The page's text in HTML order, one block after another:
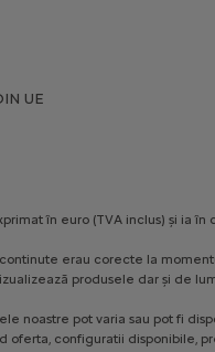
UE
în euro (TVA inclus) și ia în
erau corecte la
produsele dar și de
noastre pot varia sau pot fi
configuratii disponibile,